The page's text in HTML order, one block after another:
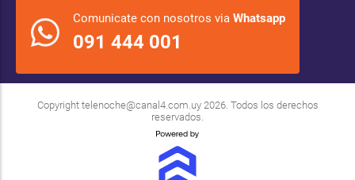
Comunicate con nosotros via Whatsapp
091 444 001
Copyright telenoche@canal4.com.uy2026. Todos los derechos
reservados.